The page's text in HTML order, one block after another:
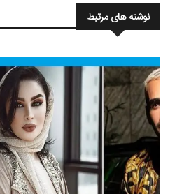
نوشته های مرتبط